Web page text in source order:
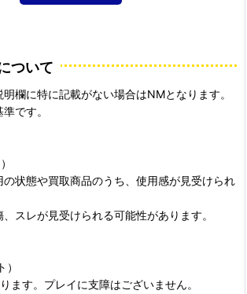
ついて
欄に特に記載がない場合はNMとなります。
です。
状態や買取商品のうち、使用感が見受けられ
スレが見受けられる可能性があります。
ます。プレイに支障はございません。